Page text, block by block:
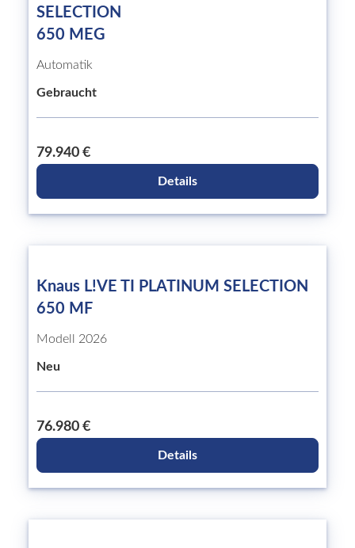
SELECTION
650 MEG
Automatik
Gebraucht
79.940 €
Details
Knaus L!VE TI PLATINUM SELECTION
650 MF
Modell 2026
Neu
76.980 €
Details